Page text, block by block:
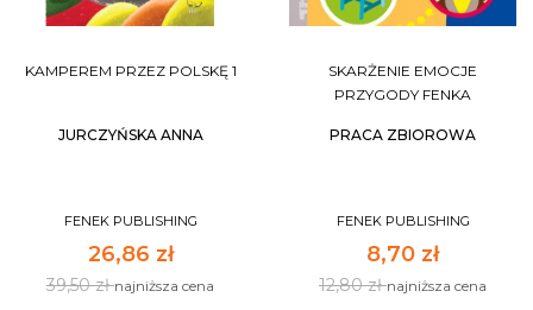
KAMPEREM PRZEZ POLSKĘ 1
JURCZYŃSKA ANNA
FENEK PUBLISHING
26,86 zł
39,50 złnajniższa cena
SKARŻENIE EMOCJE
PRZYGODY FENKA
PRACA ZBIOROWA
FENEK PUBLISHING
8,70 zł
12,80 złnajniższa cena